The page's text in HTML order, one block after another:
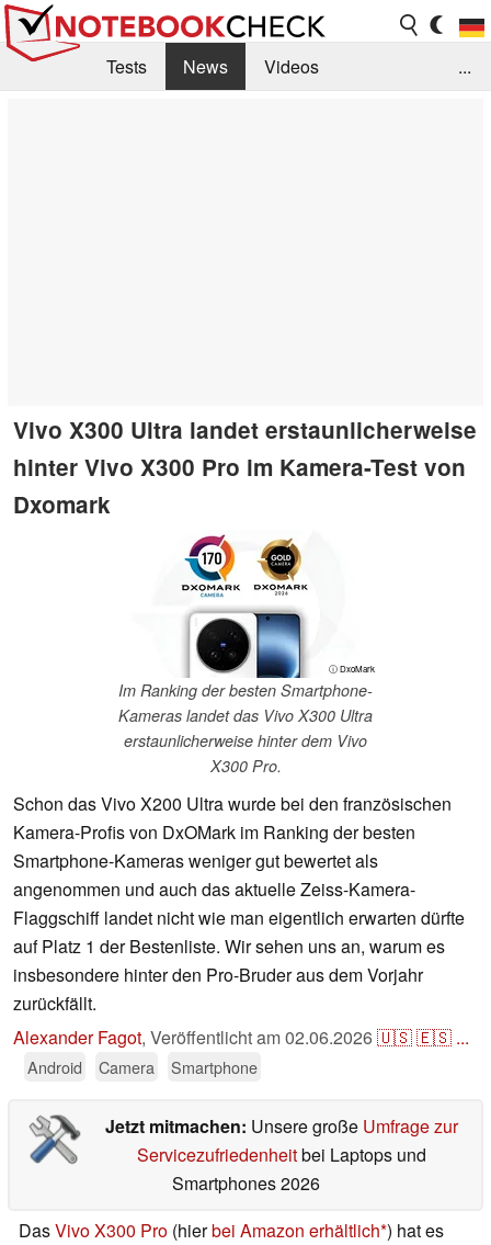
Tests News
Videos
...
Vivo X300 Ultra landet erstaunlicherweise
hinter Vivo X300 Pro im Kamera-Test von
Dxomark
ⓘ DxoMark
Im Ranking der besten Smartphone-
Kameras landet das Vivo X300 Ultra
erstaunlicherweise hinter dem Vivo
X300 Pro.
Schon das Vivo X200 Ultra wurde bei den französischen
Kamera-Profis von DxOMark im Ranking der besten
Smartphone-Kameras weniger gut bewertet als
angenommen und auch das aktuelle Zeiss-Kamera-
Flaggschiff landet nicht wie man eigentlich erwarten dürfte
auf Platz 1 der Bestenliste. Wir sehen uns an, warum es
insbesondere hinter den Pro-Bruder aus dem Vorjahr
zurückfällt.
Alexander Fagot, Veröffentlicht am02.06.2026🇺🇸🇪🇸 ...
Android Camera Smartphone
Jetzt mitmachen: Unsere große Umfrage zur
Servicezufriedenheitbei Laptops und
Smartphones 2026
DasVivo X300 Pro (hierbei Amazon erhältlich ) hat es